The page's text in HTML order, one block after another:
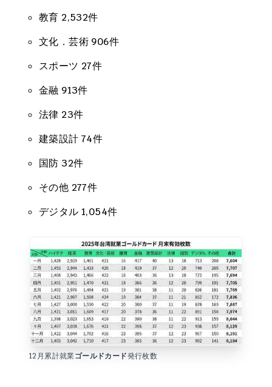
教育 2,532件
文化．芸術 906件
スポーツ 27件
金融 913件
法律 23件
建築設計 74件
国防 32件
その他 277件
デジタル 1,054件
12月累計就業ゴールドカード発行枚数